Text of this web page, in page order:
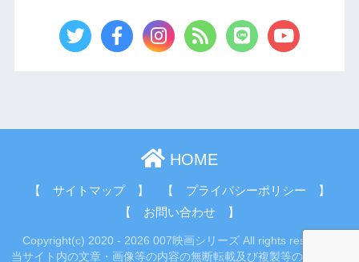
HOME
【 サイトマップ 】
【 プライバシーポリシー 】
【 お問い合わせ 】
Copyright(c) 2020 - 2026 007映画シリーズ All rights reserved.
当サイト内の文章・画像等の内容の無断転載及び複製等の行為はご